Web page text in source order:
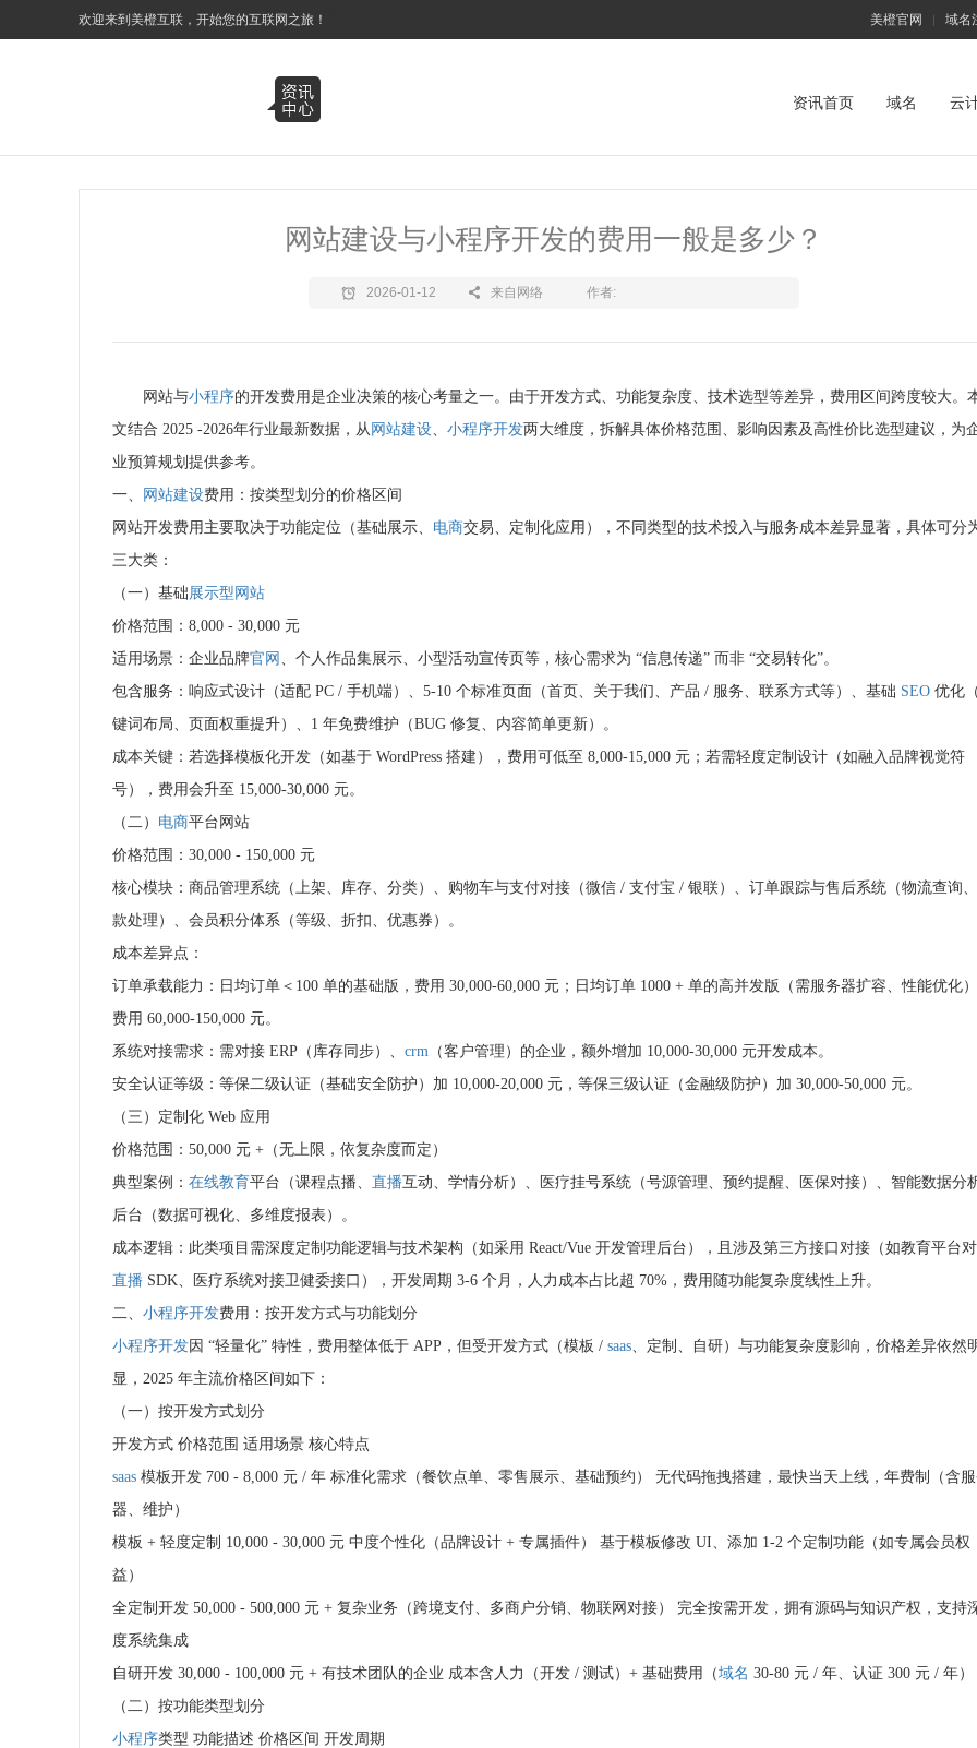
欢迎来到美橙互联，开始您的互联网之旅！ 美橙官网 | 域名
资讯首页 域名 云
网站建设与小程序开发的费用一般是多少？
2026-01-12 来自网络 作者:
网站与小程序的开发费用是企业决策的核心考量之一。由于开发方式、功能复杂度、技术选型等差异，费用区间跨度较大。
文结合 2025 -2026年行业最新数据，从 网站建设、 小程序开发两大维度，拆解具体价格范围、影响因素及高性价比选型建议，为
业预算规划提供参考。
一、
网站建设费用：按类型划分的价格区间
网站开发费用主要取决于功能定位（基础展示、 电商交易、定制化应用），不同类型的技术投入与服务成本差异显著，具体可分
三大类：
（一）基础展示型网站
价格范围：8,000 - 30,000 元
适用场景：企业品牌官网 、个人作品集展示、小型活动宣传页等，核心需求为 “信息传递” 而非 “交易转化”。
包含服务：响应式设计（适配 PC / 手机端）、5-10 个标准页面（首页、关于我们、产品 / 服务、联系方式等）、基础 SEO 优化
键词布局、页面权重提升）、1 年免费维护（BUG 修复、内容简单更新）。
成本关键：若选择模板化开发（如基于 WordPress 搭建），费用可低至 8,000-15,000 元；若需轻度定制设计（如融入品牌视觉符
号），费用会升至 15,000-30,000 元。
（二） 电商平台网站
价格范围：30,000 - 150,000 元
核心模块：商品管理系统（上架、库存、分类）、购物车与支付对接（微信 / 支付宝 / 银联）、订单跟踪与售后系统（物流查询
款处理）、会员积分体系（等级、折扣、优惠券）。
成本差异点：
订单承载能力：日均订单＜100 单的基础版，费用 30,000-60,000 元；日均订单 1000 + 单的高并发版（需服务器扩容、性能优化
费用 60,000-150,000 元。
系统对接需求：需对接 ERP（库存同步）、 crm （客户管理）的企业，额外增加 10,000-30,000 元开发成本。
安全认证等级：等保二级认证（基础安全防护）加 10,000-20,000 元，等保三级认证（金融级防护）加 30,000-50,000 元。
（三）定制化 Web 应用
价格范围：50,000 元 +（无上限，依复杂度而定）
典型案例： 在线教育平台（课程点播、 直播互动、学情分析）、医疗挂号系统（号源管理、预约提醒、医保对接）、智能数据分
后台（数据可视化、多维度报表）。
成本逻辑：此类项目需深度定制功能逻辑与技术架构（如采用 React/Vue 开发管理后台），且涉及第三方接口对接（如教育平台
直播 SDK、医疗系统对接卫健委接口），开发周期 3-6 个月，人力成本占比超 70%，费用随功能复杂度线性上升。
二、 小程序开发费用：按开发方式与功能划分
小程序开发因 “轻量化” 特性，费用整体低于 APP，但受开发方式（模板 / saas、定制、自研）与功能复杂度影响，价格差异依然
显，2025 年主流价格区间如下：
（一）按开发方式划分
开发方式 价格范围 适用场景 核心特点
saas 模板开发 700 - 8,000 元 / 年 标准化需求（餐饮点单、零售展示、基础预约） 无代码拖拽搭建，最快当天上线，年费制（含
器、维护）
模板 + 轻度定制 10,000 - 30,000 元 中度个性化（品牌设计 + 专属插件） 基于模板修改 UI、添加 1-2 个定制功能（如专属会员权
益）
全定制开发 50,000 - 500,000 元 + 复杂业务（跨境支付、多商户分销、物联网对接） 完全按需开发，拥有源码与知识产权，支持
度系统集成
自研开发 30,000 - 100,000 元 + 有技术团队的企业 成本含人力（开发 / 测试）+ 基础费用（域名 30-80 元 / 年、认证 300 元 / 年）
（二）按功能类型划分
小程序类型 功能描述 价格区间 开发周期